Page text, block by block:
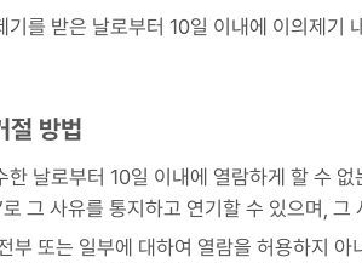
기를 받은 날로부터 10일 이내에 이의제기
절 방법
한 날로부터 10일 이내에 열람하게 할 수
그 사유를 통지하고 연기할 수 있으며, 그
부 또는 일부에 대하여 열람을 허용하지